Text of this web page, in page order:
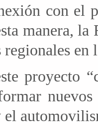
con el
manera,
regionales en
proyecto